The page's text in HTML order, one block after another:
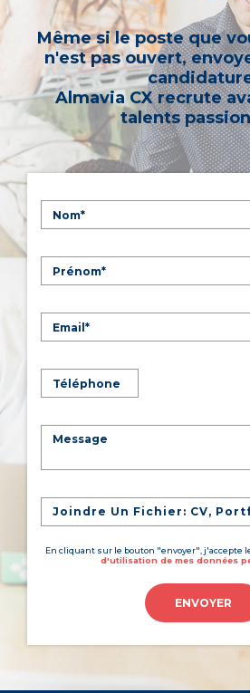
Même si le poste que
n'est pas ouvert,
Almavia CX recrute
talents
Joindre Un Fichier: CV,
En cliquant sur le bouton "envoyer", j'accepte
d'utilisation de mes données
ENVOYER